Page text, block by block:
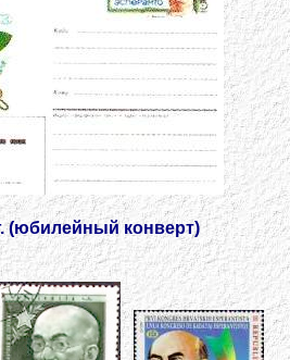
(юбилейный конверт)